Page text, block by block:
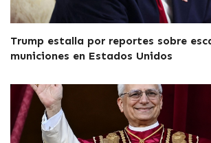
Trump estalla por reportes sobre
municiones en Estados Unidos